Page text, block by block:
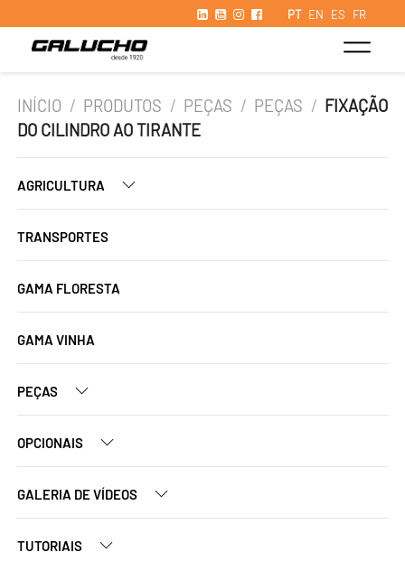
PT EN ES FR
INÍCIO / PRODUTOS / PEÇAS / PEÇAS / FIXAÇÃO
DO CILINDRO AO TIRANTE
AGRICULTURA
TRANSPORTES
GAMA FLORESTA
GAMA VINHA
PEÇAS
OPCIONAIS
GALERIA DE VÍDEOS
TUTORIAIS